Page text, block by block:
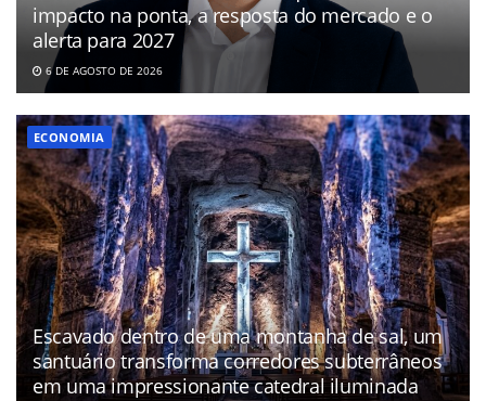
impacto na ponta, a resposta do mercado e o
alerta para 2027
6 DE AGOSTO DE 2026
ECONOMIA
Escavado dentro de uma montanha de sal, um
santuário transforma corredores subterrâneos
em uma impressionante catedral iluminada